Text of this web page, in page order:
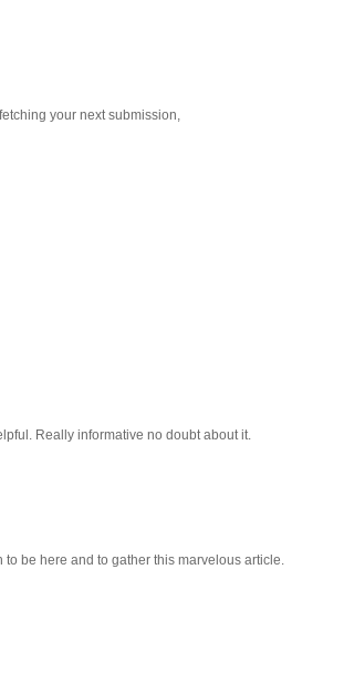
your next submission,
Really informative no doubt about it.
be here and to gather this marvelous article.